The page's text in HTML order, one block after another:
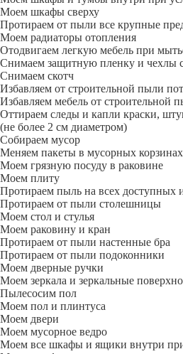
Моем шкафы сверху
Протираем от пыли все крупные
Моем радиаторы отопления
Отодвигаем легкую мебель при
Снимаем защитную пленку и чехлы
Снимаем скотч
Избавляем от строительной пыли
Избавляем мебель от строительной
Оттираем следы и капли краски,
(не более 2 см диаметром)
Собираем мусор
Меняем пакеты в мусорных корзинах
Моем грязную посуду в раковине
Моем плиту
Протираем пыль на всех доступных
Протираем от пыли столешницы
Моем стол и стулья
Моем раковину и кран
Протираем от пыли настенные бра
Протираем от пыли подоконники
Моем дверные ручки
Моем зеркала и зеркальные
Пылесосим пол
Моем пол и плинтуса
Моем двери
Моем мусорное ведро
Моем все шкафы и ящики внутри